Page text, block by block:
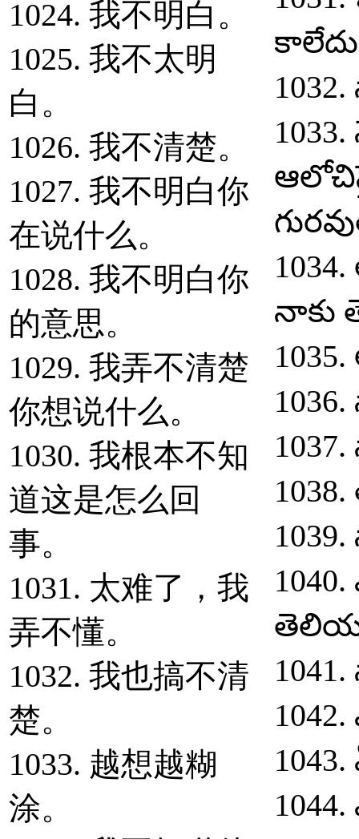
1024. 我不明白。
1025. 我不太明
白。
1026. 我不清楚。
1027. 我不明白你
在说什么。
1028. 我不明白你
的意思。
1029. 我弄不清楚
你想说什么。
1030. 我根本不知
道这是怎么回
事。
1031. 太难了，我
弄不懂。
1032. 我也搞不清
楚。
1033. 越想越糊
涂。
నాకు
1044.